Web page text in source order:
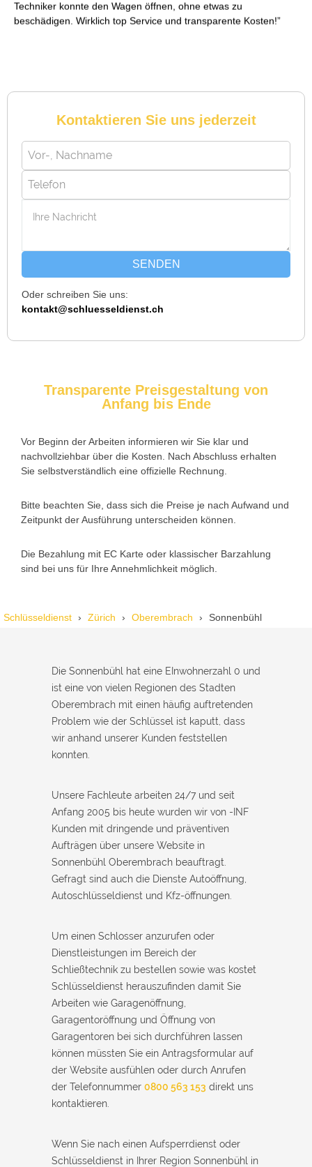
Techniker konnte den Wagen öffnen, ohne etwas zu
beschädigen. Wirklich top Service und transparente Kosten!
schon, sie müsste aufgebrochen werden, aber der Fachmann
Michael B. aus Bassersdorf
Service rufen. Techniker war schnell da, aber das Ersatzteil
Daniel W. aus Uster
Zuverlässiger Service bei einem verlorenen Haustürschlüssel.
Die Tür wurde ohne Kratzer geöffnet, nur der Preis war leicht
N Nadine H. aus Aadorf
Wir standen mit den Kindern vor verschlossener Tür – der
Kontaktieren Sie uns jederzeit
SENDEN
Oder schreiben Sie uns:
kontakt@schluesseldienst.ch
Transparente Preisgestaltung von
Anfang bis Ende
Vor Beginn der Arbeiten informieren wir Sie klar und
nachvollziehbar über die Kosten. Nach Abschluss erhalten
Sie selbstverständlich eine offizielle Rechnung.
Bitte beachten Sie, dass sich die Preise je nach Aufwand und
Zeitpunkt der Ausführung unterscheiden können.
Die Bezahlung mit EC Karte oder klassischer Barzahlung
sind bei uns für Ihre Annehmlichkeit möglich.
Schlüsseldienst Zürich Oberembrach Sonnenbühl
Die Sonnenbühl hat eine EInwohnerzahl 0 und
ist eine von vielen Regionen des Stadten
Oberembrach mit einen häufig auftretenden
Problem wie der Schlüssel ist kaputt, dass
wir anhand unserer Kunden feststellen
konnten.
Unsere Fachleute arbeiten 24/7 und seit
Anfang 2005 bis heute wurden wir von -INF
Kunden mit dringende und präventiven
Aufträgen über unsere Website in
Sonnenbühl Oberembrach beauftragt.
Gefragt sind auch die Dienste Autoöffnung,
Autoschlüsseldienst und Kfz-öffnungen.
Um einen Schlosser anzurufen oder
Dienstleistungen im Bereich der
Schließtechnik zu bestellen sowie was kostet
Schlüsseldienst herauszufinden damit Sie
Arbeiten wie Garagenöffnung,
Garagentoröffnung und Öffnung von
Garagentoren bei sich durchführen lassen
können müssten Sie ein Antragsformular auf
der Website ausfühlen oder durch Anrufen
der Telefonnummer 0800 563 153 direkt uns
kontaktieren.
Wenn Sie nach einen Aufsperrdienst oder
Schlüsseldienst in Ihrer Region Sonnenbühl in